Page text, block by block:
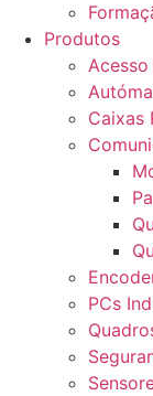
Produtos
Caixas
PCs